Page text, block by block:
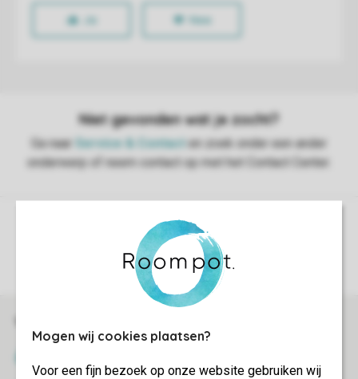
Mogen wij cookies plaatsen?
Voor een fijn bezoek op onze website gebruiken wij
Controle over jouw gegevens & privacy
Instellingen wijzigen